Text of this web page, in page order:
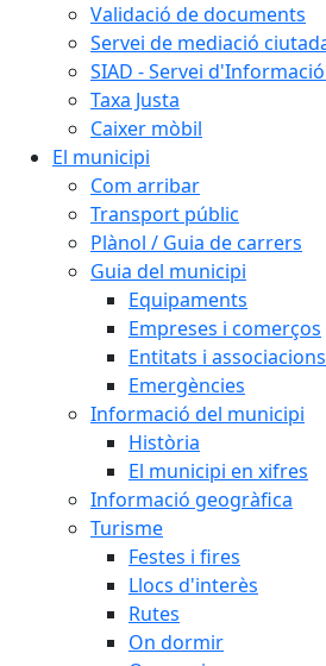
Validació de documents
Servei de mediació
SIAD - Servei
Taxa Justa
Caixer mòbil
El municipi
Com arribar
Transport públic
Plànol / Guia de carrers
Guia del municipi
Equipaments
Empreses i comerços
Entitats i associacions
Emergències
Informació del municipi
Història
El municipi en xifres
Informació geogràfica
Turisme
Festes i fires
Llocs d'interès
Rutes
On dormir